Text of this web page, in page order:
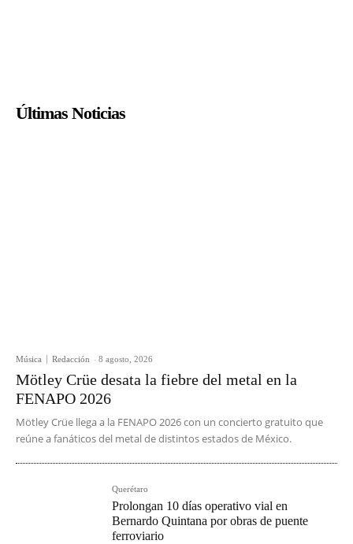
Últimas Noticias
Música Redacción - 8 agosto, 2026
Mötley Crüe desata la fiebre del metal en la
FENAPO 2026
Mötley Crüe llega a la FENAPO 2026 con un concierto gratuito que
reúne a fanáticos del metal de distintos estados de México.
Querétaro
Prolongan 10 días operativo vial en
Bernardo Quintana por obras de puente
ferroviario